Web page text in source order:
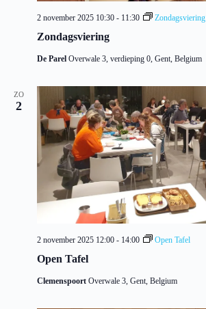
Zondagsviering
2 november 2025 10:30 - 11:30 Zondagsviering
De Parel Overwale 3, verdieping 0, Gent, Belgium
ZO
2
Open Tafel
2 november 2025 12:00 - 14:00 Open Tafel
Clemenspoort Overwale 3, Gent, Belgium